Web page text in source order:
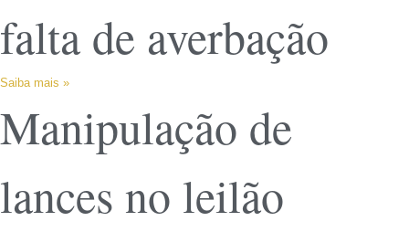
falta de averbação
Saiba mais »
Manipulação de
lances no leilão